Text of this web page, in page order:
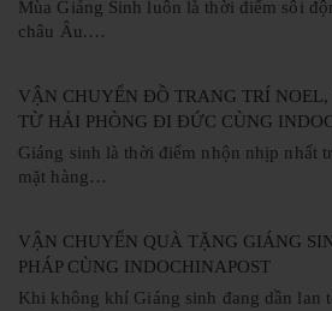
Mùa Giáng Sinh luôn là thời điểm sôi
châu Âu.…
VẬN CHUYỂN ĐỒ TRANG TRÍ
TỪ HẢI PHÒNG ĐI ĐỨC CÙNG
Giáng sinh là thời điểm nhộn nhịp nhất
mặt hàng…
VẬN CHUYỂN QUÀ TẶNG GIÁNG
PHÁP CÙNG INDOCHINAPOST
Khi không khí Giáng sinh đang dần lan